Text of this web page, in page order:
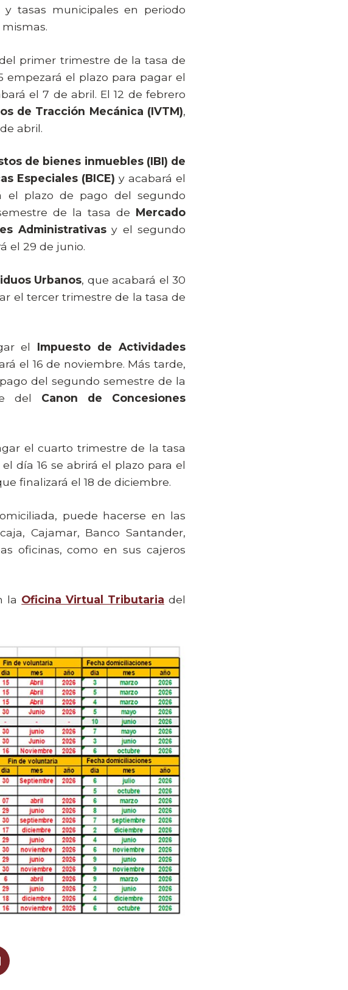
tasas municipales en periodo
primer trimestre de la tasa de
empezará el plazo para pagar el
el 7 de abril. El 12 de febrero
de Tracción Mecánica (IVTM),
abril.
de bienes inmuebles (IBI) de
Especiales (BICE) y acabará el
el plazo de pago del segundo
de la tasa de Mercado
Administrativasy el segundo
el 29 de junio.
Urbanos, que acabará el 30
el tercer trimestre de la tasa de
el Impuesto de Actividades
el 16 de noviembre. Más tarde,
del segundo semestre de la
del Canon de Concesiones
el cuarto trimestre de la tasa
día 16 se abrirá el plazo para el
finalizará el 18 de diciembre.
puede hacerse en las
Cajamar, Banco Santander,
oficinas, como en sus cajeros
la Oficina Virtual Tributaria del